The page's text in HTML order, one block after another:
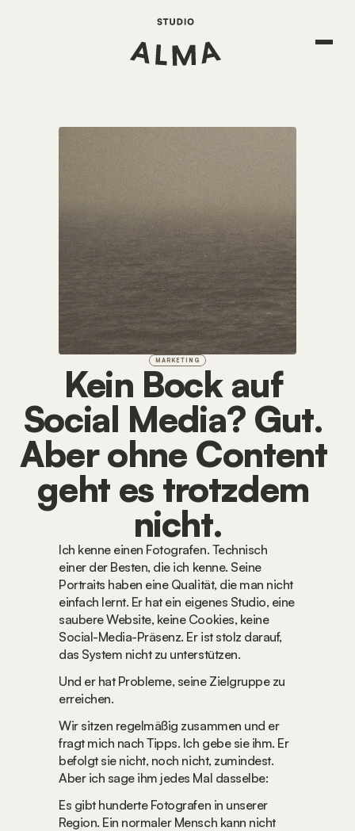
MARKETING
Kein Bock auf
Social Media? Gut.
Aber ohne Content
geht es trotzdem
nicht.
Ich kenne einen Fotografen. Technisch
einer der Besten, die ich kenne. Seine
Portraits haben eine Qualität, die man nicht
einfach lernt. Er hat ein eigenes Studio, eine
saubere Website, keine Cookies, keine
Social-Media-Präsenz. Er ist stolz darauf,
das System nicht zu unterstützen.
Und er hat Probleme, seine Zielgruppe zu
erreichen.
Wir sitzen regelmäßig zusammen und er
fragt mich nach Tipps. Ich gebe sie ihm. Er
befolgt sie nicht, noch nicht, zumindest.
Aber ich sage ihm jedes Mal dasselbe:
Es gibt hunderte Fotografen in unserer
Region. Ein normaler Mensch kann nicht